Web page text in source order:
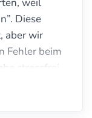
Diese
aber wir
Fehler beim
stressfrei
wir